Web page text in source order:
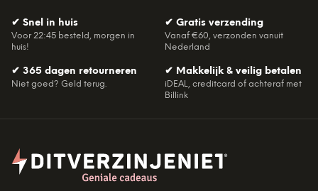
✔ Snel in huis
Voor 22:45 besteld, morgen in
huis!
✔ Gratis verzending
Vanaf €60, verzonden vanuit
Nederland
✔ 365 dagen retourneren
Niet goed? Geld terug.
✔ Makkelijk & veilig betalen
iDEAL, creditcard of achteraf met
Billink